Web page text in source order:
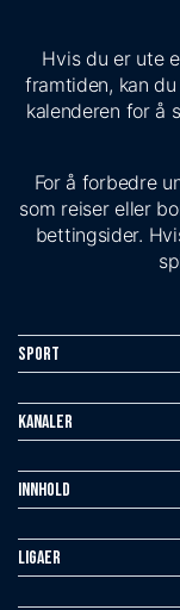
Hvis du er ute
framtiden, kan
kalenderen for å
For å forbedre
som reiser eller
bettingsider.
Sport
Kanaler
Innhold
Ligaer